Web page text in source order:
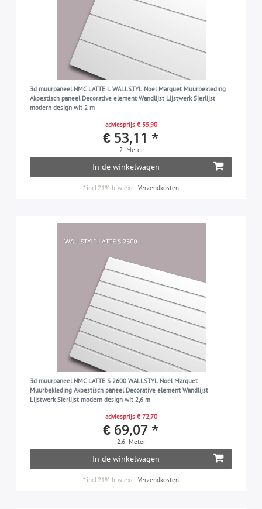
3d muurpaneel NMC LATTE L WALLSTYL Noel Marquet Muurbekleding
Akoestisch paneel Decorative element Wandlijst Lijstwerk Sierlijst
modern design wit 2 m
adviesprijs € 55,90
€ 53,11 *
2 Meter
In de winkelwagen
* incl.21% btw excl.Verzendkosten
3d muurpaneel NMC LATTE S 2600 WALLSTYL Noel Marquet
Muurbekleding Akoestisch paneel Decorative element Wandlijst
Lijstwerk Sierlijst modern design wit 2,6 m
adviesprijs € 72,70
€ 69,07 *
2.6 Meter
In de winkelwagen
* incl.21% btw excl.Verzendkosten